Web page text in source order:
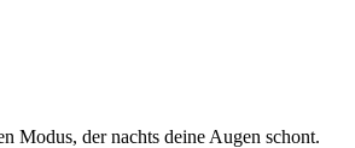
Modus, der nachts deine Augen schont.